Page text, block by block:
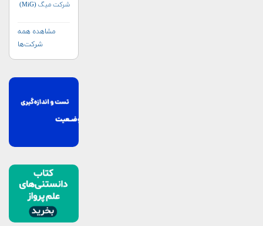
شرکت میگ (MiG)
مشاهده همه
شرکت‌ها